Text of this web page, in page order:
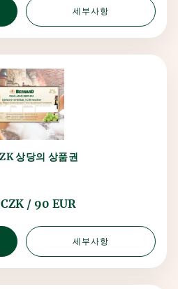
세부사항
상당의 상품권
/ 90 EUR
세부사항